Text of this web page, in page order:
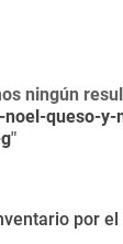
ningún
queso-y-
"
por